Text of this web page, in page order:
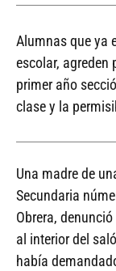
Alumnas que ya
escolar, agreden
primer año
clase y la
Una madre de
Secundaria
Obrera,
al interior del
había